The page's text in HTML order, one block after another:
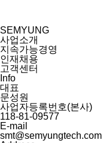
SEMYUNG
사업소개
지속가능경영
인재채용
고객센터
Info
대표
문성원
사업자등록번호(본사)
118-81-09577
E-mail
smt@semyungtech.com